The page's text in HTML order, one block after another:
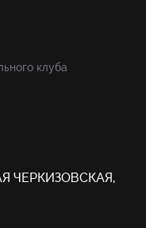
клуба
ЧЕРКИЗОВСКАЯ,